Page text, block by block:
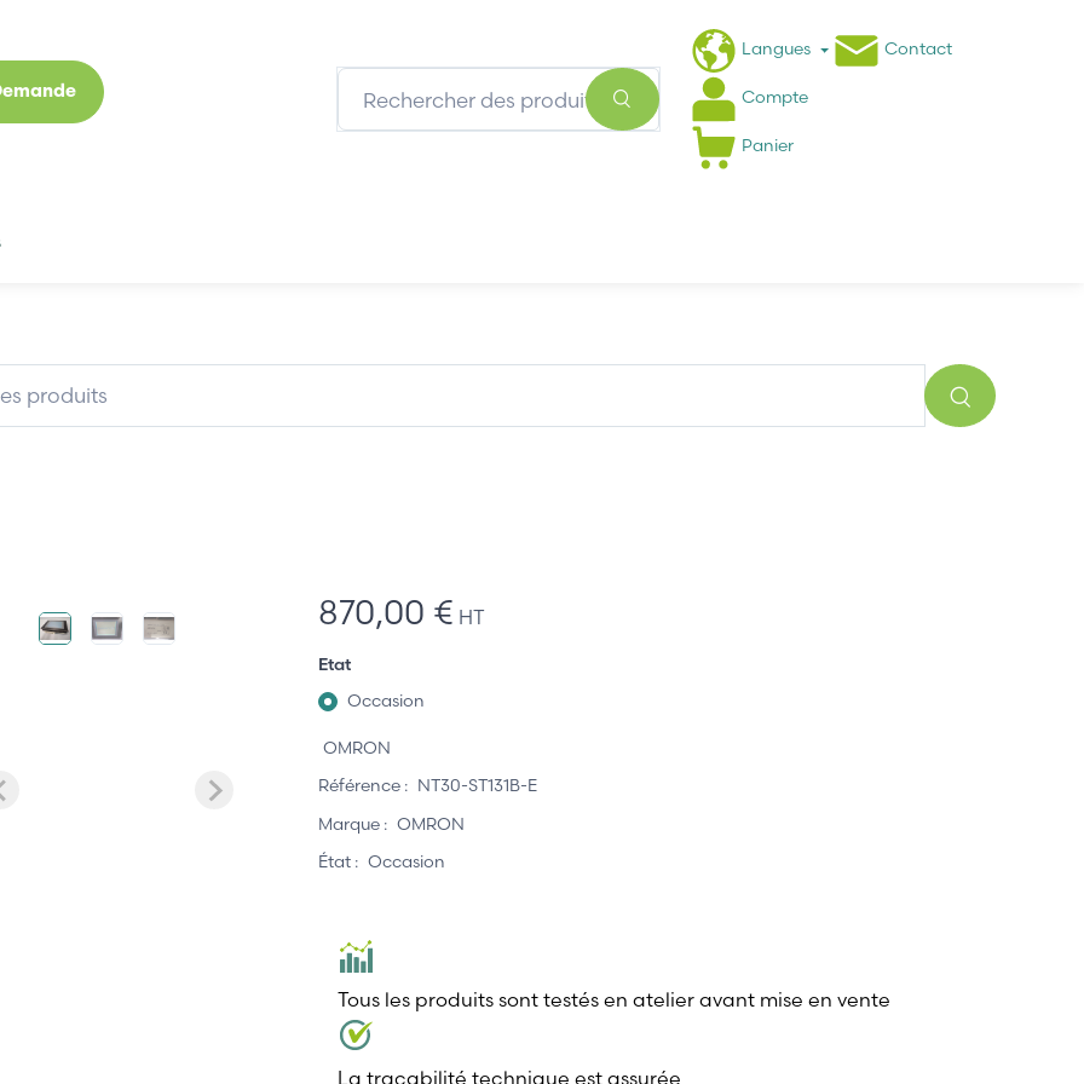
Langues Contact
Compte
Panier
870,00 € HT
Etat
Occasion
OMRON
Référence : NT30-ST131B-E
Marque : OMRON
État : Occasion
Tous les produits sont testés en atelier avant mise en vente
La traçabilité technique est assurée